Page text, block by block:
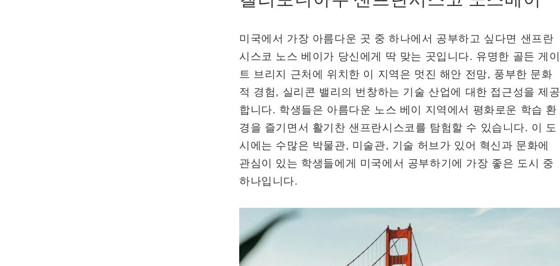
미국에서 가장 아름다운 곳 중 하나에서 공부하고 싶다면 샌프란
시스코 노스 베이가 당신에게 딱 맞는 곳입니다. 유명한 골든 게이
트 브리지 근처에 위치한 이 지역은 멋진 해안 전망, 풍부한 문화
적 경험, 실리콘 밸리의 번창하는 기술 산업에 대한 접근성을 제공
합니다. 학생들은 아름다운 노스 베이 지역에서 평화로운 학습 환
경을 즐기면서 활기찬 샌프란시스코를 탐험할 수 있습니다. 이 도
시에는 수많은 박물관, 미술관, 기술 허브가 있어 혁신과 문화에
관심이 있는 학생들에게 미국에서 공부하기에 가장 좋은 도시 중
하나입니다.